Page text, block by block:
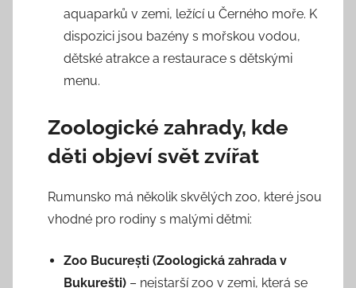
aquaparků v zemi, ležící u Černého moře. K
dispozici jsou bazény s mořskou vodou,
dětské atrakce a restaurace s dětskými
menu.
Zoologické zahrady, kde
děti objeví svět zvířat
Rumunsko má několik skvělých zoo, které jsou
vhodné pro rodiny s malými dětmi:
Zoo București (Zoologická zahrada v
Bukurešti) – nejstarší zoo v zemi, která se